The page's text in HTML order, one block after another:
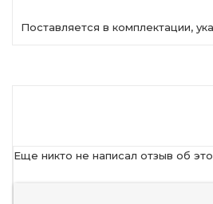
Поставляется в комплектации,
Еще никто не написал отзыв об